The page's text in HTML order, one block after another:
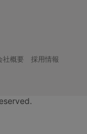
社概要
採用情報